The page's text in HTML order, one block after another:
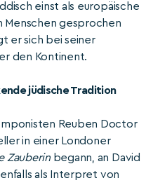
einst als europäische
Menschen gesprochen
er sich bei seiner
den Kontinent.
jüdische Tradition
Reuben Doctor
in einer Londoner
Zauberinbegann, an David
als Interpret von